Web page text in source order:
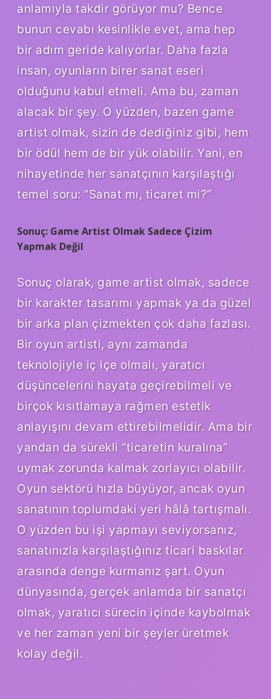
anlamıyla takdir görüyor mu? Bence
bunun cevabı kesinlikle evet, ama hep
bir adım geride kalıyorlar. Daha fazla
insan, oyunların birer sanat eseri
olduğunu kabul etmeli. Ama bu, zaman
alacak bir şey. O yüzden, bazen game
artist olmak, sizin de dediğiniz gibi, hem
bir ödül hem de bir yük olabilir. Yani, en
nihayetinde her sanatçının karşılaştığı
temel soru: “Sanat mı, ticaret mi?”
Sonuç: Game Artist Olmak Sadece Çizim
Yapmak Değil
Sonuç olarak, game artist olmak, sadece
bir karakter tasarımı yapmak ya da güzel
bir arka plan çizmekten çok daha fazlası.
Bir oyun artisti, aynı zamanda
teknolojiyle iç içe olmalı, yaratıcı
düşüncelerini hayata geçirebilmeli ve
birçok kısıtlamaya rağmen estetik
anlayışını devam ettirebilmelidir. Ama bir
yandan da sürekli “ticaretin kuralına”
uymak zorunda kalmak zorlayıcı olabilir.
Oyun sektörü hızla büyüyor, ancak oyun
sanatının toplumdaki yeri hâlâ tartışmalı.
O yüzden bu işi yapmayı seviyorsanız,
sanatınızla karşılaştığınız ticari baskılar
arasında denge kurmanız şart. Oyun
dünyasında, gerçek anlamda bir sanatçı
olmak, yaratıcı sürecin içinde kaybolmak
ve her zaman yeni bir şeyler üretmek
kolay değil.